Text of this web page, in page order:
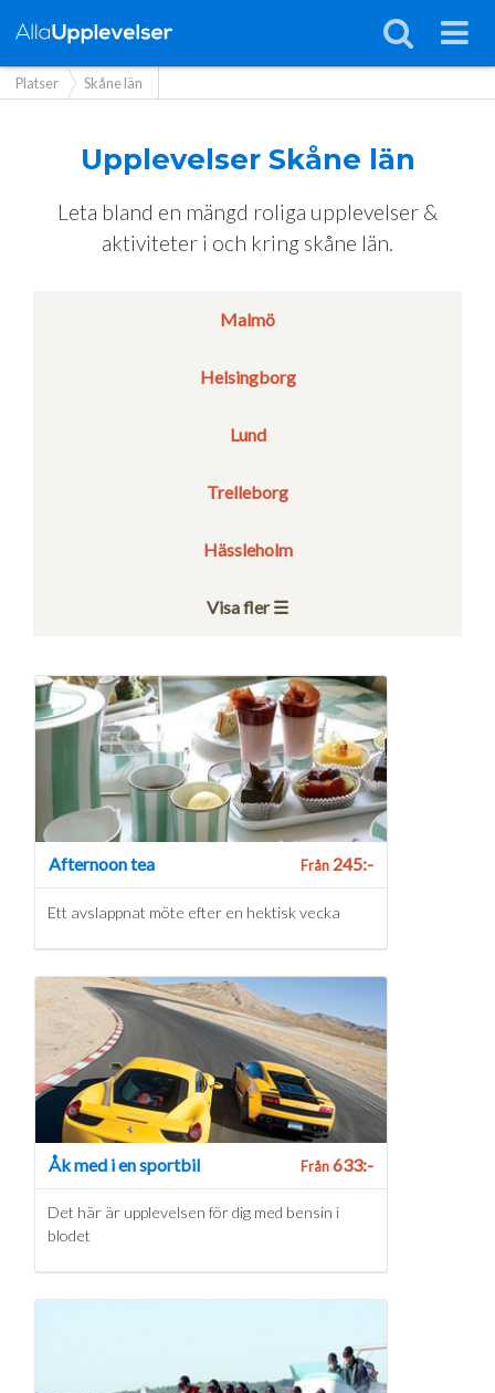
Platser Skåne län
Upplevelser Skåne län
Leta bland en mängd roliga upplevelser &
aktiviteter i och kring skåne län.
Malmö
Helsingborg
Lund
Trelleborg
Hässleholm
Visa fler ☰
Afternoon tea Från245:-
Ett avslappnat möte efter en hektisk vecka
Åk med i en sportbil Från633:-
Det här är upplevelsen för dig med bensin i
blodet